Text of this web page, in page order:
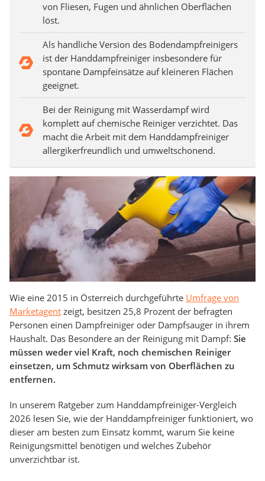
von Fliesen, Fugen und ähnlichen Oberflächen
löst.
Als handliche Version des Bodendampfreinigers
ist der Handdampfreiniger insbesondere für
spontane Dampfeinsätze auf kleineren Flächen
geeignet.
Bei der Reinigung mit Wasserdampf wird
komplett auf chemische Reiniger verzichtet. Das
macht die Arbeit mit dem Handdampfreiniger
allergikerfreundlich und umweltschonend.
Wie eine 2015 in Österreich durchgeführte Umfrage von
Marketagent zeigt, besitzen 25,8 Prozent der befragten
Personen einen Dampfreiniger oder Dampfsauger in ihrem
Haushalt. Das Besondere an der Reinigung mit Dampf: Sie
müssen weder viel Kraft, noch chemischen Reiniger
einsetzen, um Schmutz wirksam von Oberflächen zu
entfernen.
In unserem Ratgeber zum Handdampfreiniger-Vergleich
2026 lesen Sie, wie der Handdampfreiniger funktioniert, wo
dieser am besten zum Einsatz kommt, warum Sie keine
Reinigungsmittel benötigen und welches Zubehör
unverzichtbar ist.